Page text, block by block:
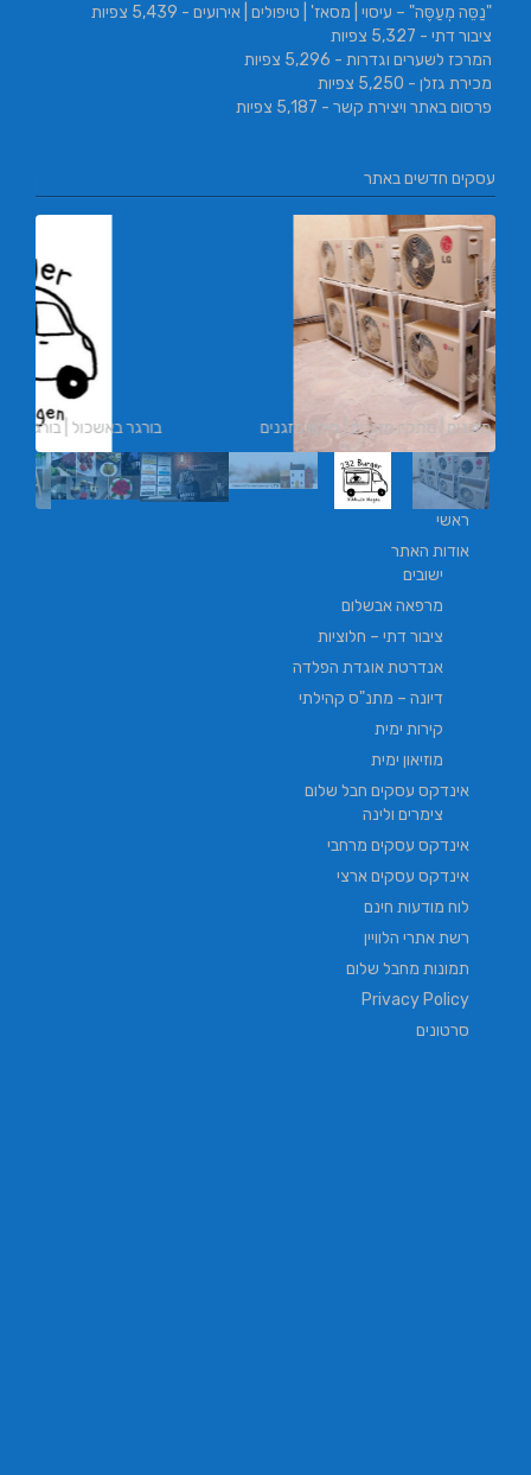
"נַסֵּה מְעַסֶּה" – עיסוי | מסאז' | טיפולים | אירועים - 5,439 צפיות
ציבור דתי - 5,327 צפיות
המרכז לשערים וגדרות - 5,296 צפיות
מכירת גזלן - 5,250 צפיות
פרסום באתר ויצירת קשר - 5,187 צפיות
עסקים חדשים באתר
בורגר באשכול | בורגר 232 | Burger 232 | בורגר בר
ראשי
אודות האתר
ישובים
מרפאה אבשלום
ציבור דתי – חלוציות
אנדרטת אוגדת הפלדה
דיונה – מתנ"ס קהילתי
קירות ימית
מוזיאון ימית
אינדקס עסקים חבל שלום
צימרים ולינה
אינדקס עסקים מרחבי
אינדקס עסקים ארצי
לוח מודעות חינם
רשת אתרי הלוויין
תמונות מחבל שלום
Privacy Policy
סרטונים